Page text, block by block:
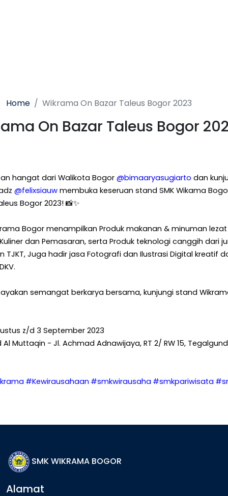
Home Wikrama On Bazar Taleus Bogor 2023
On Bazar Taleus Bogor
hangat dari Walikota Bogor @bimaaryasugiarto dan
@felixsiauwmembuka keseruan stand SMK Wikama
Bogor 2023! 📸✨️
Bogor menampilkan Produk makanan & minuman
dan Pemasaran, serta Produk teknologi canggih dari
TJKT, Juga hadir jasa Fotografi dan Ilustrasi Digital kreatif
semangat berkarya bersama, kunjungi stand
z/d 3 September 2023
Al Muttaqin - Jl. Achmad Adnawijaya, RT 2/ RW 15,
#Kewirausahaan #smkwirausaha #smkpariwisata
SMK WIKRAMA BOGOR
Alamat